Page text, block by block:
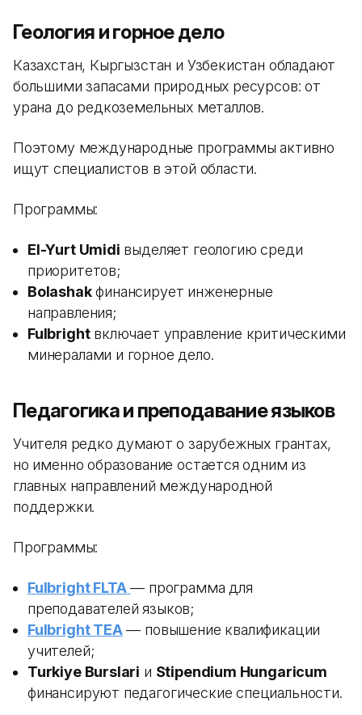
Геология и горное дело
Казахстан, Кыргызстан и Узбекистан обладают
большими запасами природных ресурсов: от
урана до редкоземельных металлов.
Поэтому международные программы активно
ищут специалистов в этой области.
Программы:
El-Yurt Umidi выделяет геологию среди
приоритетов;
Bolashakфинансирует инженерные
направления;
Fulbrightвключает управление критическими
минералами и горное дело.
Педагогика и преподавание языков
Учителя редко думают о зарубежных грантах,
но именно образование остается одним из
главных направлений международной
поддержки.
Программы:
Fulbright FLTA — программа для
преподавателей языков;
Fulbright TEA— повышение квалификации
учителей;
Turkiye Burslari и Stipendium Hungaricum
финансируют педагогические специальности.